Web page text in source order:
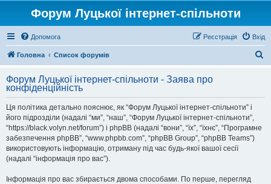
Форум Луцької інтернет-спільноти
Допомога Вхід
Реєстрація
Головна Список форумів
у
Форум Луцької інтернет-спільноти - Заява про
конфіденційність
Ця політика детально пояснює, як “Форум Луцької інтернет-спільноти” і
його підрозділи (надалі “ми”, “наш”, “Форум Луцької інтернет-спільноти”,
“https://black.volyn.net/forum”) і phpBB (надалі “вони”, “їх”, “їхнє”, “Програмне
забезпечення phpBB”, “www.phpbb.com”, “phpBB Group”, “phpBB Teams”)
використовують інформацію, отриману під час будь-якої вашої сесії
(надалі “інформація про вас”).
Інформація про вас збирається двома способами. По перше, перегляд